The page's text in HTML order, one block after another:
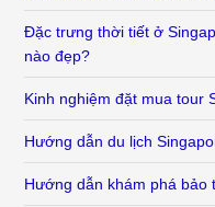
Đặc trưng thời tiết ở
nào đẹp?
Kinh nghiệm đặt mua tour
Hướng dẫn du lịch
Hướng dẫn khám phá bảo